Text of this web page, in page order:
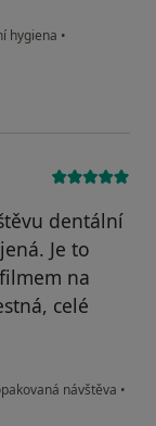
hygiena •
dentální
Je to
na
celé
návštěva •